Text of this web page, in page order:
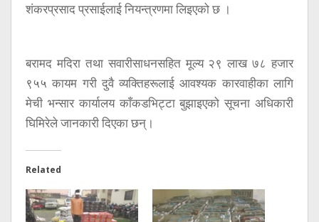
शंकरप्रसाद प्रसाईलाई नियन्त्रणमा लिइएको छ ।
बरामद मदिरा तथा सवारीसाधनसहित मूल्य २९ लाख ७८ हजार
९५५ कायम गरी दुवै व्यक्तिहरूलाई आवश्यक कारवाहीका लागि
मेची भन्सार कार्यालय काँकडभिट्टा बुझाइएको सूचना अधिकारी
घिमिरेले जानकारी दिएका छन्।
Related